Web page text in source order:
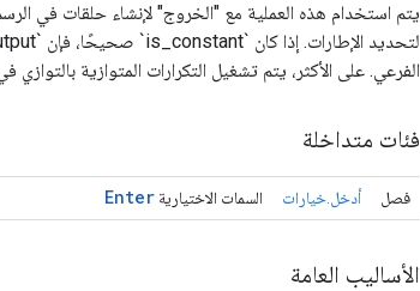
يتم استخدام هذه العملية مع "الخروج" لإنشاء حلقات في
الفرعي. على الأكثر، يتم تشغيل التكرارات المتوازية بالتوازي
فئات متداخلة
فصل أدخل.خيارات السمات الاختيارية Enter
الأساليب العامة